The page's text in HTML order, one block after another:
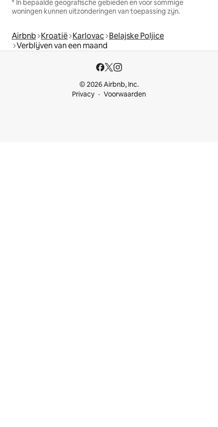
* In bepaalde geografische gebieden en voor sommige
woningen kunnen uitzonderingen van toepassing zijn.
Airbnb Kroatië Karlovac Belajske Poljice
Verblijven van een maand
© 2026 Airbnb, Inc.
Privacy
Voorwaarden